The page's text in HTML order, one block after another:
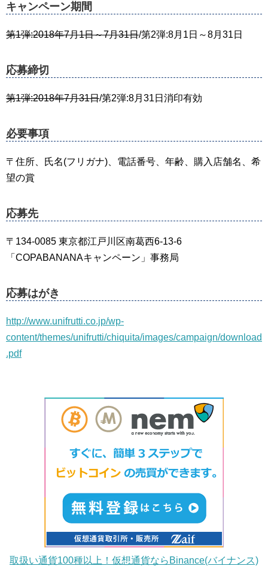
キャンペーン期間
第1弾:2018年7月1日～7月31日/第2弾:8月1日～8月31日
応募締切
第1弾:2018年7月31日/第2弾:8月31日消印有効
必要事項
〒住所、氏名(フリガナ)、電話番号、年齢、購入店舗名、希
望の賞
応募先
〒134-0085 東京都江戸川区南葛西6-13-6
「COPABANANAキャンペーン」事務局
応募はがき
http://www.unifrutti.co.jp/wp-
content/themes/unifrutti/chiquita/images/campaign/download
.pdf
取扱い通貨100種以上！仮想通貨ならBinance(バイナンス)